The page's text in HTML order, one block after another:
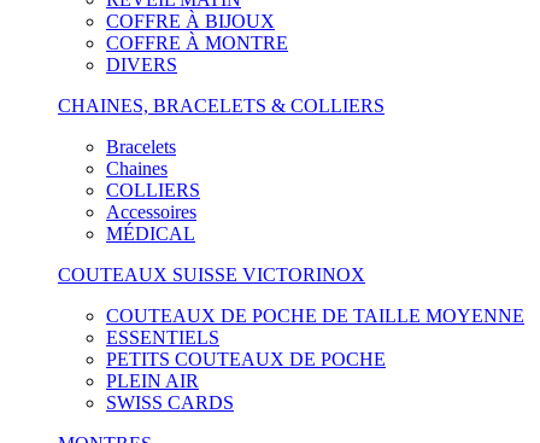
COFFRE À BIJOUX
COFFRE À MONTRE
DIVERS
CHAINES, BRACELETS & COLLIERS
Bracelets
Chaines
COLLIERS
Accessoires
MÉDICAL
COUTEAUX SUISSE VICTORINOX
COUTEAUX DE POCHE DE TAILLE MOYENNE
ESSENTIELS
PETITS COUTEAUX DE POCHE
PLEIN AIR
SWISS CARDS